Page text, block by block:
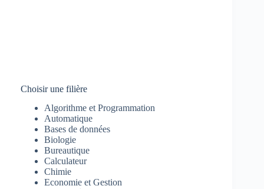
Choisir une filière
Algorithme et Programmation
Automatique
Bases de données
Biologie
Bureautique
Calculateur
Chimie
Economie et Gestion